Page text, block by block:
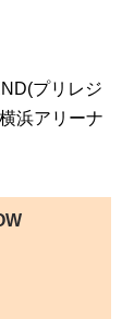
プリレジ
浜アリーナ